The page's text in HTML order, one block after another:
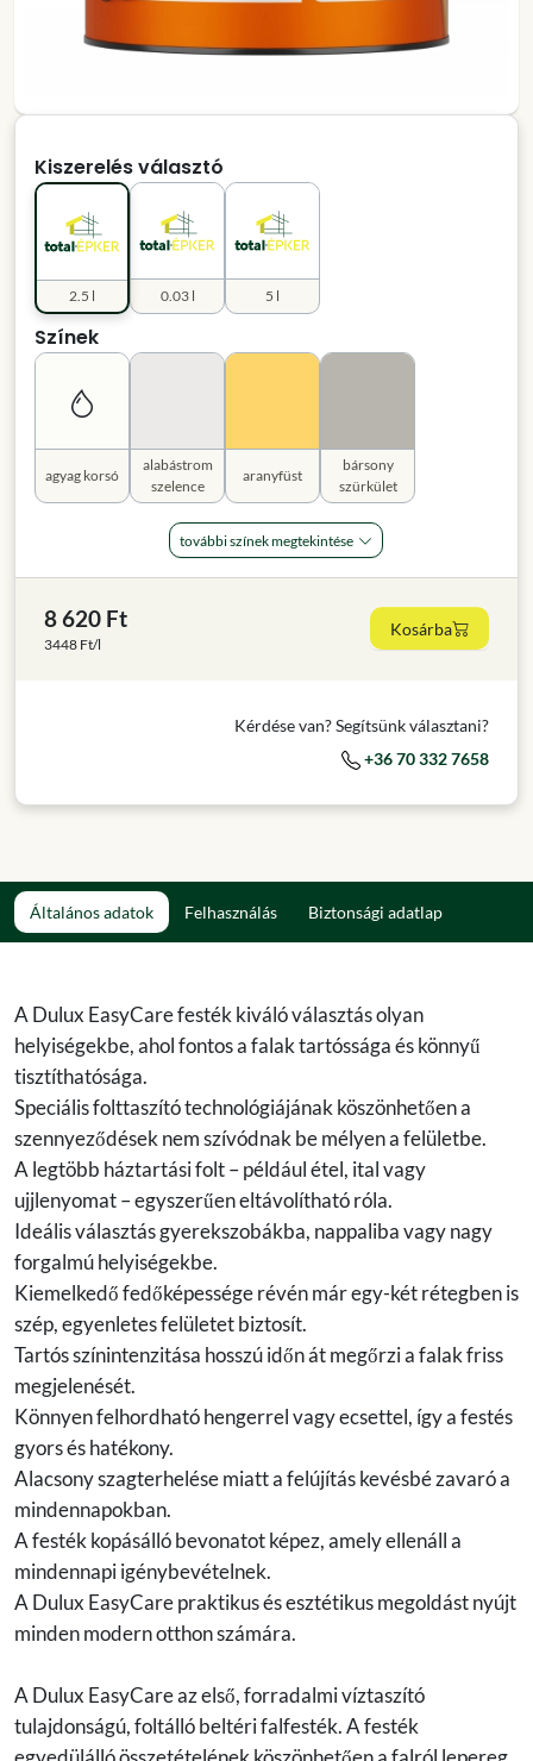
Kiszerelés választó
0.03 l
2.5 l 5 l
Színek
agyag korsó
alabástrom
szelence
aranyfüst
bársony
szürkület
további színek megtekintése
8 620 Ft
3448 Ft/l
Kosárba
Kérdése van? Segítsünk választani?
+36 70 332 7658
Általános adatok Felhasználás Biztonsági adatlap
A Dulux EasyCare festék kiváló választás olyan
helyiségekbe, ahol fontos a falak tartóssága és könnyű
tisztíthatósága.
Speciális folttaszító technológiájának köszönhetően a
szennyeződések nem szívódnak be mélyen a felületbe.
A legtöbb háztartási folt – például étel, ital vagy
ujjlenyomat – egyszerűen eltávolítható róla.
Ideális választás gyerekszobákba, nappaliba vagy nagy
forgalmú helyiségekbe.
Kiemelkedő fedőképessége révén már egy-két rétegben is
szép, egyenletes felületet biztosít.
Tartós színintenzitása hosszú időn át megőrzi a falak friss
megjelenését.
Könnyen felhordható hengerrel vagy ecsettel, így a festés
gyors és hatékony.
Alacsony szagterhelése miatt a felújítás kevésbé zavaró a
mindennapokban.
A festék kopásálló bevonatot képez, amely ellenáll a
mindennapi igénybevételnek.
A Dulux EasyCare praktikus és esztétikus megoldást nyújt
minden modern otthon számára.
A Dulux EasyCare az első, forradalmi víztaszító
tulajdonságú, foltálló beltéri falfesték. A festék